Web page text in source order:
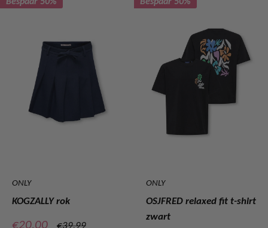
ONLY
KOGZALLY rok
Verkoopprijs
€20,00
Normale
ONLY
OSJFRED relaxed fit t-shirt
zwart